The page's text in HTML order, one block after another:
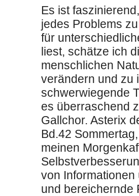
Es ist
jedes Problems
für
liest, schätze ich
menschlichen
verändern und zu
schwerwiegende
es überraschend
Gallchor. Asterix
Bd.42
meinen
von
und bereichernde